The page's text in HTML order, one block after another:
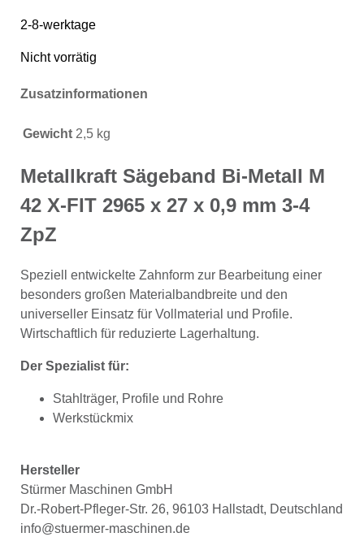
2-8-werktage
Nicht vorrätig
Zusatzinformationen
Gewicht 2,5 kg
Metallkraft Sägeband Bi-Metall M
42 X-FIT 2965 x 27 x 0,9 mm 3-4
ZpZ
Speziell entwickelte Zahnform zur Bearbeitung einer
besonders großen Materialbandbreite und den
universeller Einsatz für Vollmaterial und Profile.
Wirtschaftlich für reduzierte Lagerhaltung.
Der Spezialist für:
Stahlträger, Profile und Rohre
Werkstückmix
Hersteller
Stürmer Maschinen GmbH
Dr.-Robert-Pfleger-Str. 26, 96103 Hallstadt, Deutschland
info@stuermer-maschinen.de